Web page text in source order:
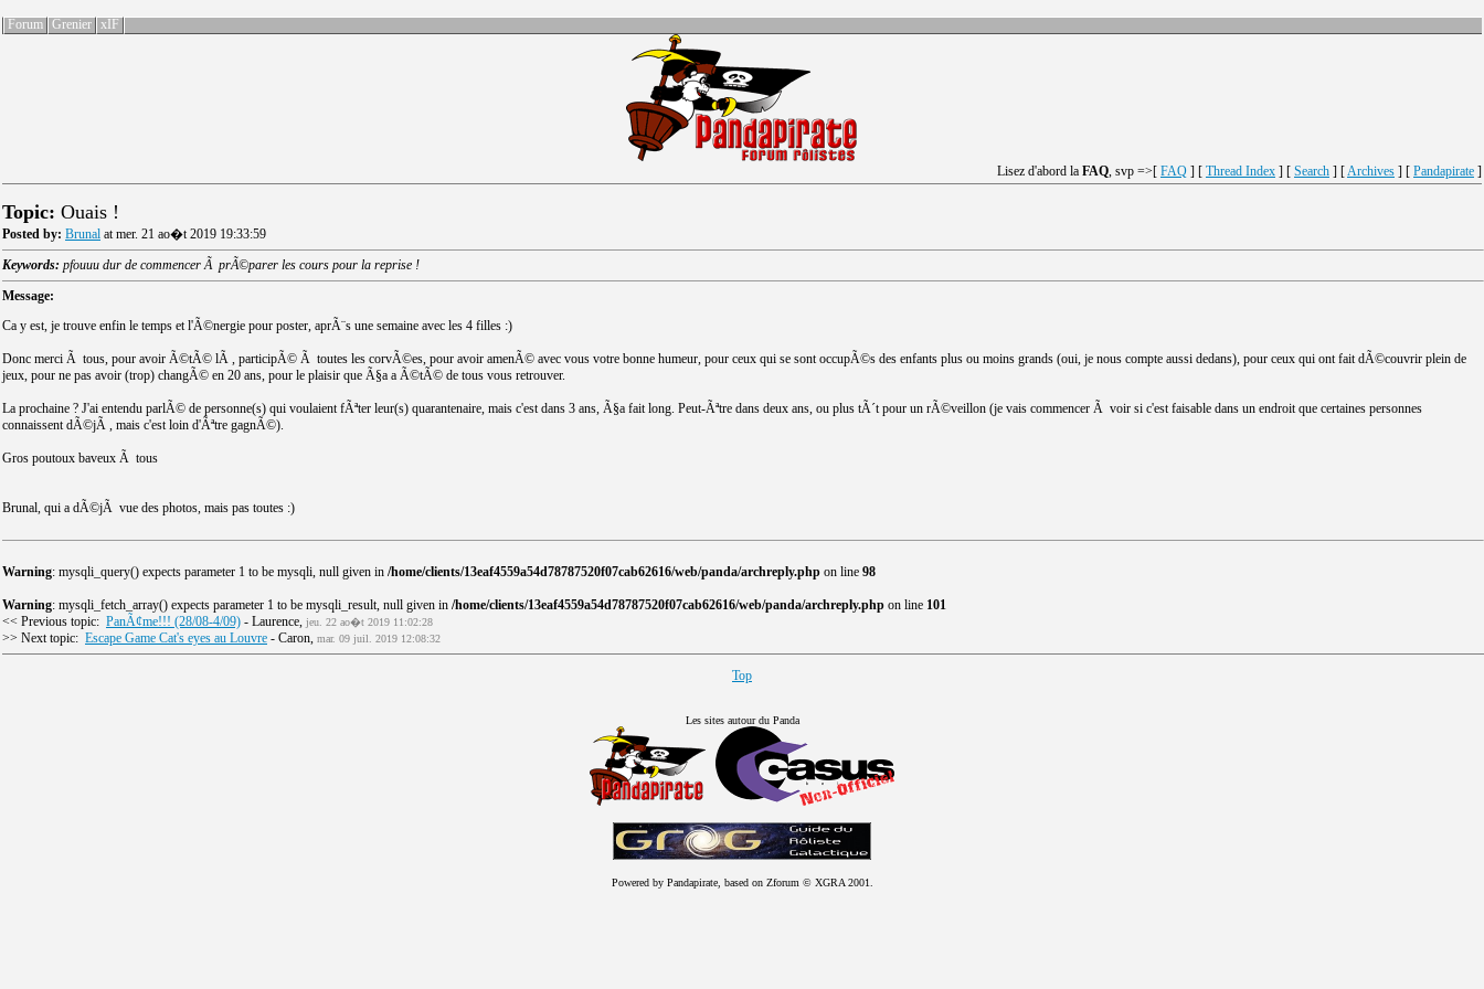
Forum Grenier xIF
Lisez d'abord la FAQ, svp =>[ FAQ ] [ Thread Index ] [ Search ] [Archives ] [ Pandapirate ]
Topic: Ouais !
Posted by: Brunal at mer. 21 ao�t 2019 19:33:59
Keywords: pfouuu dur de commencer Ã prÃ©parer les cours pour la reprise !
Message:
Ca y est, je trouve enfin le temps et l'Ã©nergie pour poster, aprÃ¨s une semaine avec les 4 filles :)
Donc merci Ã tous, pour avoir Ã©tÃ© lÃ , participÃ© Ã toutes les corvÃ©es, pour avoir amenÃ© avec vous votre bonne humeur, pour ceux qui se sont occupÃ©s des enfants plus ou moins grands (oui, je nous compte aussi dedans), pour ceux qui ont fait dÃ©couvrir plein de
jeux, pour ne pas avoir (trop) changÃ© en 20 ans, pour le plaisir que Ã§a a Ã©tÃ© de tous vous retrouver.
La prochaine ? J'ai entendu parlÃ© de personne(s) qui voulaient fÃªter leur(s) quarantenaire, mais c'est dans 3 ans, Ã§a fait long. Peut-Ãªtre dans deux ans, ou plus tÃ´t pour un rÃ©veillon (je vais commencer Ã voir si c'est faisable dans un endroit que certaines personnes
connaissent dÃ©jÃ , mais c'est loin d'Ãªtre gagnÃ©).
Gros poutoux baveux Ã tous
Brunal, qui a dÃ©jÃ vue des photos, mais pas toutes :)
Warning: mysqli_query() expects parameter 1 to be mysqli, null given in /home/clients/13eaf4559a54d78787520f07cab62616/web/panda/archreply.php on line 98
Warning: mysqli_fetch_array() expects parameter 1 to be mysqli_result, null given in /home/clients/13eaf4559a54d78787520f07cab62616/web/panda/archreply.php on line 101
<< Previous topic: PanÃ¢me!!! (28/08-4/09) - Laurence, jeu. 22 ao�t 2019 11:02:28
>> Next topic: Escape Game Cat's eyes au Louvre - Caron, mar. 09 juil. 2019 12:08:32
Top
Les sites autour du Panda
Powered by Pandapirate, based on Zforum © XGRA 2001.